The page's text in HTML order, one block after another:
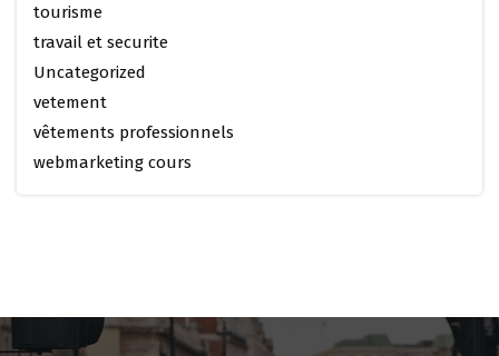
tourisme
travail et securite
Uncategorized
vetement
vêtements professionnels
webmarketing cours